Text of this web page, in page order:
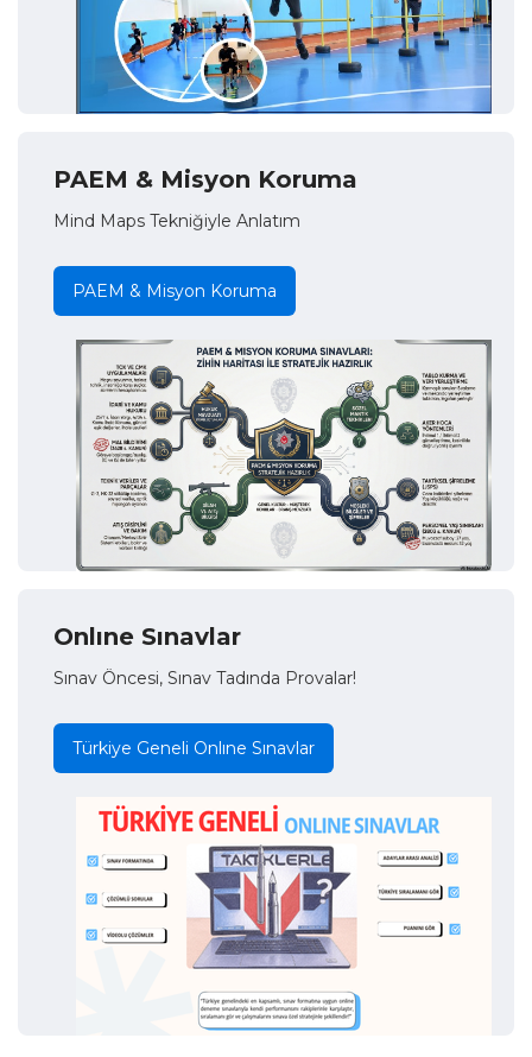
PAEM & Misyon Koruma
Mind Maps Tekniğiyle Anlatım
PAEM & Misyon Koruma
Onlıne Sınavlar
Sınav Öncesi, Sınav Tadında Provalar!
Türkiye Geneli Onlıne Sınavlar